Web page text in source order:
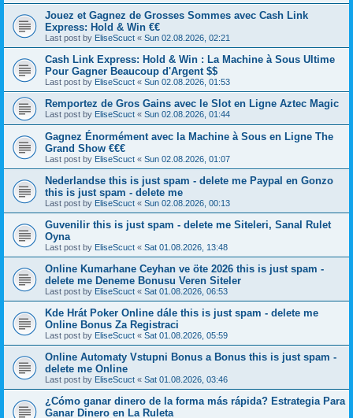
Jouez et Gagnez de Grosses Sommes avec Cash Link
Express: Hold & Win €€
Last post by EliseScuct « Sun 02.08.2026, 02:21
Cash Link Express: Hold & Win : La Machine à Sous Ultime
Pour Gagner Beaucoup d'Argent $$
Last post by EliseScuct « Sun 02.08.2026, 01:53
Remportez de Gros Gains avec le Slot en Ligne Aztec Magic
Last post by EliseScuct « Sun 02.08.2026, 01:44
Gagnez Énormément avec la Machine à Sous en Ligne The
Grand Show €€€
Last post by EliseScuct « Sun 02.08.2026, 01:07
Nederlandse this is just spam - delete me Paypal en Gonzo
this is just spam - delete me
Last post by EliseScuct « Sun 02.08.2026, 00:13
Guvenilir this is just spam - delete me Siteleri, Sanal Rulet
Oyna
Last post by EliseScuct « Sat 01.08.2026, 13:48
Online Kumarhane Ceyhan ve öte 2026 this is just spam -
delete me Deneme Bonusu Veren Siteler
Last post by EliseScuct « Sat 01.08.2026, 06:53
Kde Hrát Poker Online dále this is just spam - delete me
Online Bonus Za Registraci
Last post by EliseScuct « Sat 01.08.2026, 05:59
Online Automaty Vstupni Bonus a Bonus this is just spam -
delete me Online
Last post by EliseScuct « Sat 01.08.2026, 03:46
¿Cómo ganar dinero de la forma más rápida? Estrategia Para
Ganar Dinero en La Ruleta